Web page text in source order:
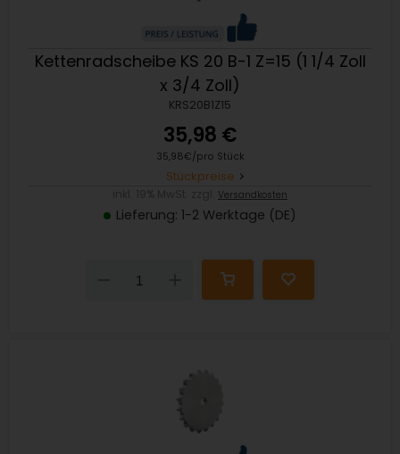
Kettenradscheibe KS 20 B-1 Z=15 (1 1/4 Zoll
x 3/4 Zoll)
KRS20B1Z15
35,98 €
35,98€/pro Stück
Stückpreise
Versandkosten
Lieferung: 1-2 Werktage (DE)
Down